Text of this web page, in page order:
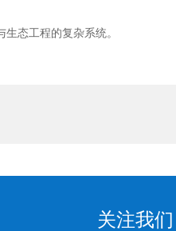
态工程的复杂系统。
关注我们